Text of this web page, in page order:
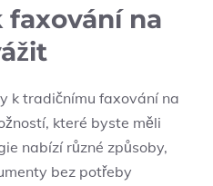
na
k tradičnímu faxování na
které byste měli
nabízí různé způsoby,
bez potřeby